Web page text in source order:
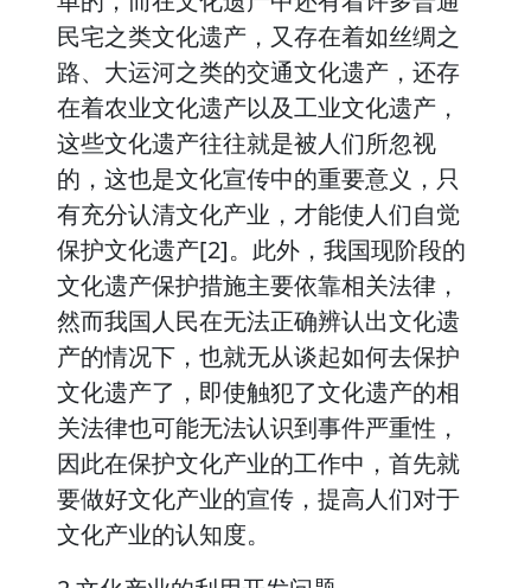
民宅之类文化遗产，又存在着如丝绸之
路、大运河之类的交通文化遗产，还存
在着农业文化遗产以及工业文化遗产，
这些文化遗产往往就是被人们所忽视
的，这也是文化宣传中的重要意义，只
有充分认清文化产业，才能使人们自觉
保护文化遗产[2]。此外，我国现阶段的
文化遗产保护措施主要依靠相关法律，
然而我国人民在无法正确辨认出文化遗
产的情况下，也就无从谈起如何去保护
文化遗产了，即使触犯了文化遗产的相
关法律也可能无法认识到事件严重性，
因此在保护文化产业的工作中，首先就
要做好文化产业的宣传，提高人们对于
文化产业的认知度。